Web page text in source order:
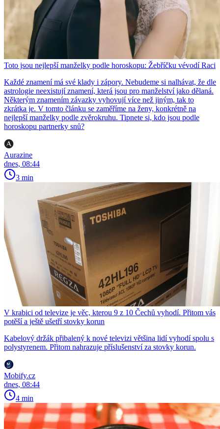
Toto jsou nejlepší manželky podle horoskopu: Žebříčku vévodí Raci
Každé znamení má své klady i zápory. Nebudeme si nalhávat, že dle
astrologie neexistují znamení, která jsou pro manželství jako dělaná.
Některým znamením závazky vyhovují více než jiným, tak to
zkrátka je. V tomto článku se zaměříme na ženy, konkrétně na
nejlepší manželky podle zvěrokruhu. Tipnete si, kdo jsou podle
horoskopu partnerky snů?
Aurazine
dnes, 08:44
3 min
V krabici od televize je věc, kterou 9 z 10 Čechů vyhodí. Přitom vás
potěší a ještě ušetří stovky korun
Kabelový držák přibalený k nové televizi většina lidí vyhodí spolu s
polystyrenem. Přitom nahrazuje příslušenství za stovky korun.
Mobify.cz
dnes, 08:44
4 min